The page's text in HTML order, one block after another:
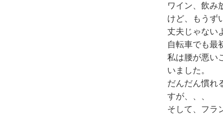
ワイン、飲み
けど、もうず
丈夫じゃない
自転車でも最
私は腰が悪い
いました。
だんだん慣れ
すが、、、
そして、フラ